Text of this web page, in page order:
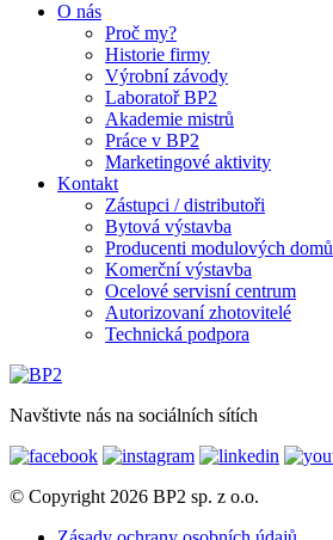
O nás
Proč my?
Historie firmy
Výrobní závody
Laboratoř BP2
Akademie mistrů
Práce v BP2
Marketingové aktivity
Kontakt
Zástupci / distributoři
Bytová výstavba
Producenti modulových domů
Komerční výstavba
Ocelové servisní centrum
Autorizovaní zhotovitelé
Technická podpora
Navštivte nás na sociálních sítích
© Copyright 2026 BP2 sp. z o.o.